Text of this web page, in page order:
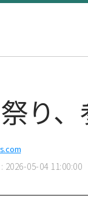
り
2026-05-04 11:00:00